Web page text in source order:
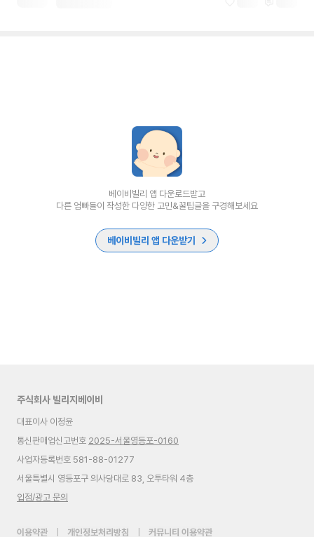
베이비빌리 앱 다운로드받고
다른 엄빠들이 작성한 다양한 고민&꿀팁글을 구경해보세요
베이비빌리 앱 다운받기
주식회사 빌리지베이비
대표이사 이정윤
통신판매업신고번호 2025-서울영등포-0160
사업자등록번호 581-88-01277
서울특별시 영등포구 의사당대로 83, 오투타워 4층
입점/광고 문의
이용약관 개인정보처리방침 커뮤니티 이용약관